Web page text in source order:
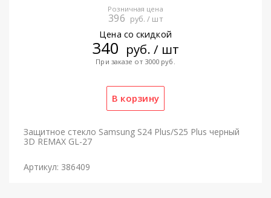
Розничная цена
396 руб. / шт
Цена со скидкой
340 руб. / шт
При заказе от 3000 руб.
Защитное стекло Samsung S24 Plus/S25 Plus черный
3D REMAX GL-27
Артикул: 386409